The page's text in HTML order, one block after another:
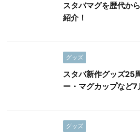
スタバマグを歴代か
紹介！
グッズ
スタバ新作グッズ25
ー・マグカップなど
グッズ